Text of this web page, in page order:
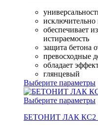
исключительно
обеспечивает
истираемость
защита бетона
превосходные
обладает
глянцевый
Выберите параметры
Выберите параметры
БЕТОНИТ ЛАК КС2